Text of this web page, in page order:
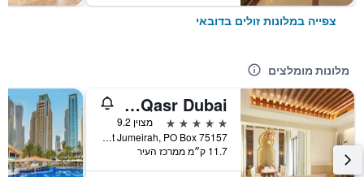
צפייה במלונות זולים בדובאי
מלונות מומלצים
Jumeirah Al Qasr Dubai
5 כוכבים
מצוין 9.2
Jumeirah Al Qasr-Madinat Jumeirah, PO Box 75157, דובאי, איחוד האמירויות הערביות
11.7 ק״מ ממרכז העיר